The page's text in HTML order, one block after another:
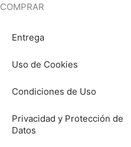
COMPRAR
Entrega
Uso de Cookies
Condiciones de Uso
Privacidad y Protección de
Datos